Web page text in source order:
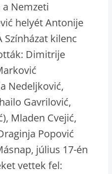
Nemzeti
helyét Antonije
Színházat kilenc
Dimitrije
Nedeljković,
Gavrilović,
Mladen Cvejić,
Popović
július 17-én
vettek fel: